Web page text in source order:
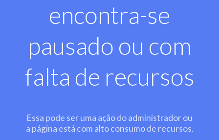
encontra-se
pausado ou com
falta de recursos
Essa pode ser uma ação do administrador ou
a página está com alto consumo de recursos.